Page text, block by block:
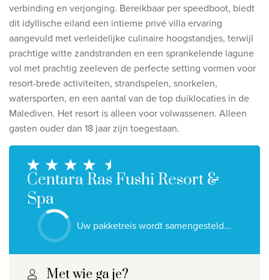
Ontdekking Sri Lanka
Bekijk alle rondreizen
Ontdek onze thema's
Huwelijksreis
Adults only
Bekijk alle thema's
De beste aanbiedingen
IKYK Malta
SALT of Palmar Mauritius
verbinding en verjonging. Bereikbaar per speedboot, biedt
dit idyllische eiland een intieme privé villa ervaring
aangevuld met verleidelijke culinaire hoogstandjes, terwijl
prachtige witte zandstranden en een sprankelende lagune
vol met prachtig zeeleven de perfecte setting vormen voor
resort-brede activiteiten, strandspelen, snorkelen,
watersporten, en een aantal van de top duiklocaties in de
Malediven. Het resort is alleen voor volwassenen. Alleen
gasten ouder dan 18 jaar zijn toegestaan.
Centara Ras Fushi Resort &
Spa
Uw pakketreis wordt samengesteld...
Met wie ga je?